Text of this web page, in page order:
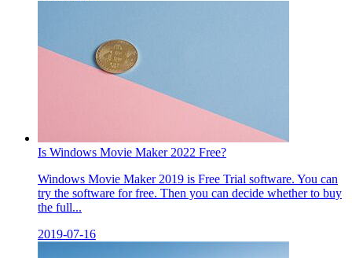
Is Windows Movie Maker 2022 Free?
Windows Movie Maker 2019 is Free Trial software. You can
try the software for free. Then you can decide whether to buy
the full...
2019-07-16